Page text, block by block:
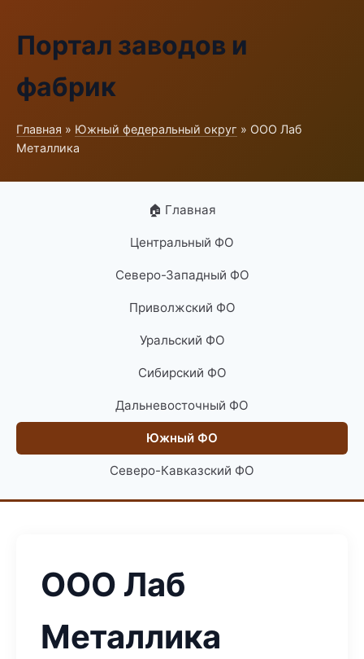
Портал заводов и
фабрик
Главная » Южный федеральный округ » ООО Лаб
Металлика
🏠 Главная
Центральный ФО
Северо-Западный ФО
Приволжский ФО
Уральский ФО
Сибирский ФО
Дальневосточный ФО
Южный ФО
Северо-Кавказский ФО
ООО Лаб
Металлика